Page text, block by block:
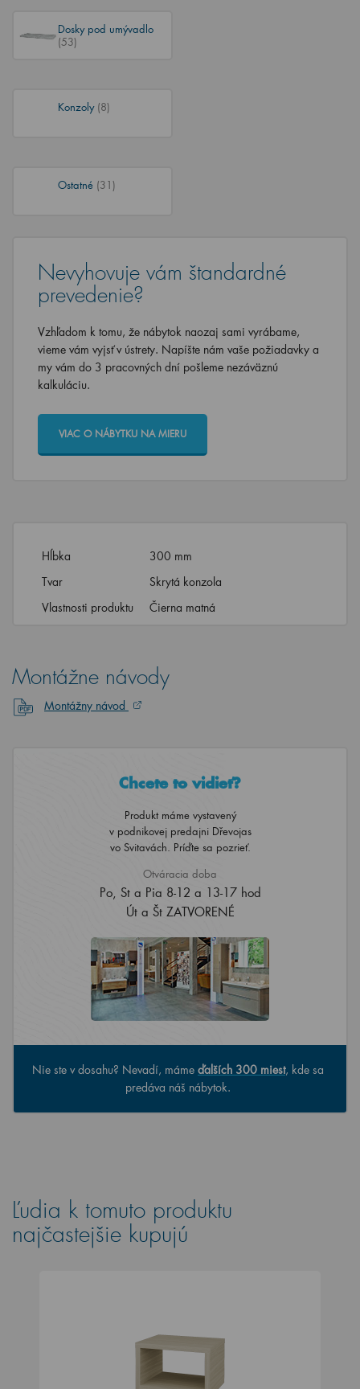
Dosky pod umývadlo
(53)
Konzoly (8)
Ostatné (31)
Nevyhovuje vám štandardné
prevedenie?
Vzhľadom k tomu, že nábytok naozaj sami vyrábame,
vieme vám vyjsť v ústrety. Napíšte nám vaše požiadavky a
my vám do 3 pracovných dní pošleme nezáväznú
kalkuláciu.
VIAC O NÁBYTKU NA MIERU
Hĺbka
300 mm
Tvar
Skrytá konzola
Vlastnosti produktu
Čierna matná
Montážne návody
Montážny návod
Chcete to vidieť?
Produkt máme vystavený
v podnikovej predajni Dřevojas
vo Svitavách. Príďte sa pozrieť.
Otváracia doba
Po, St a Pia 8-12 a 13-17 hod
Út a Št ZATVORENÉ
Nie ste v dosahu? Nevadí, máme ďalších 300 miest, kde sa
predáva náš nábytok.
Ľudia k tomuto produktu
najčastejšie kupujú